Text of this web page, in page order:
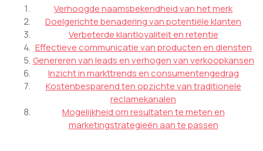
Verhoogde naamsbekendheid van het merk
Doelgerichte benadering van potentiële klanten
Verbeterde klantloyaliteit en retentie
Effectieve communicatie van producten en diensten
Genereren van leads en verhogen van verkoopkansen
Inzicht in markttrends en consumentengedrag
Kostenbesparend ten opzichte van traditionele
reclamekanalen
Mogelijkheid om resultaten te meten en
marketingstrategieën aan te passen